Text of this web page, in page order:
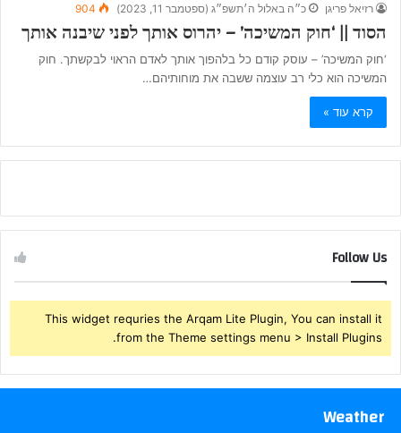
רזיאל פריגן כ״ה באלול ה׳תשפ״ג (ספטמבר 11, 2023) 904
הסוד || ‘חוק המשיכה’ – יהרוס אותך לפני שיבנה אותך
‘חוק המשיכה’ – עוסק קודם כל בלהפוך אותך לאדם הראוי לבקשתך. חוק
המשיכה הוא כלי רב עוצמה ששבה את מוחותיהם…
קרא עוד »
Follow Us
This widget requries the Arqam Lite Plugin, You can install it
from the Theme settings menu > Install Plugins.
Weather